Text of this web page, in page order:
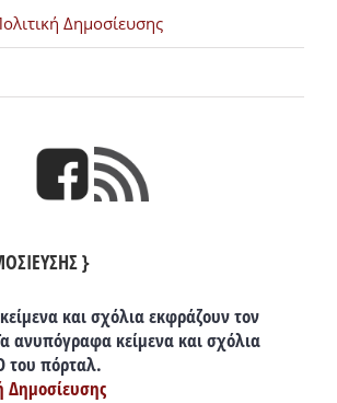
Δημοσίευσης
}
και σχόλια εκφράζουν τον
ανυπόγραφα κείμενα και σχόλια
του πόρταλ.
Δημοσίευσης